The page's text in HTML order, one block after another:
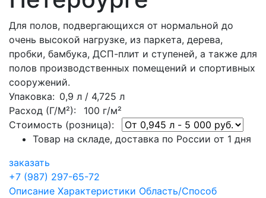
Для полов, подвергающихся от нормальной до
очень высокой нагрузке, из паркета, дерева,
пробки, бамбука, ДСП-плит и ступеней, а также для
полов производственных помещений и спортивных
сооружений.
Упаковка: 0,9 л / 4,725 л
Расход (Г/М²): 100 г/м²
Стоимость (розница):
Товар на складе, доставка по России от 1 дня
заказать
+7 (987) 297-65-72
Описание Характеристики Область/Способ